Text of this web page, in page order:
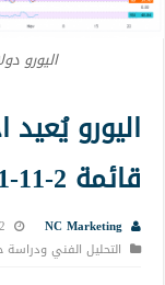
اليورو
اليورو يُعيد
قائمة 2-11-2021
NC Marketing
2 نوفمبر, 2021 9:06 ص
التحليل الفني ودراسة